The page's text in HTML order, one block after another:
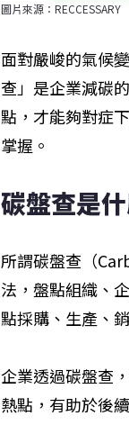
圖片來源：RECCESSARY
面對嚴峻的氣候
查」是企業減碳
點，才能夠對症
掌握。
碳盤查是
所謂碳盤查（
法，盤點組織、
點採購、生產、
企業透過碳盤查
熱點，有助於後